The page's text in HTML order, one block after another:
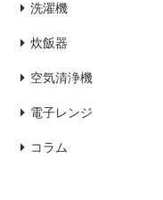
洗濯機
炊飯器
空気清浄機
電子レンジ
コラム